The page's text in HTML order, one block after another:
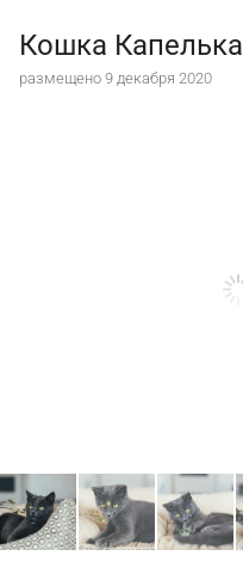
Кошка Капелька
размещено 9 декабря 2020